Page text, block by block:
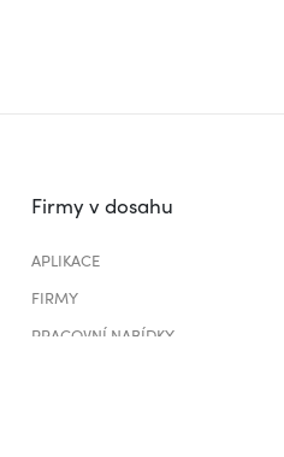
Firmy v dosahu
APLIKACE
FIRMY
PRACOVNÍ NABÍDKY